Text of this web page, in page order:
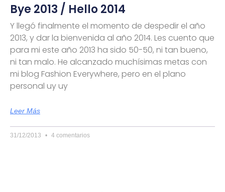
Bye 2013 / Hello 2014
Y llegó finalmente el momento de despedir el año
2013, y dar la bienvenida al año 2014. Les cuento que
para mi este año 2013 ha sido 50-50, ni tan bueno,
ni tan malo. He alcanzado muchísimas metas con
mi blog Fashion Everywhere, pero en el plano
personal uy uy
Leer Más
31/12/2013 4 comentarios